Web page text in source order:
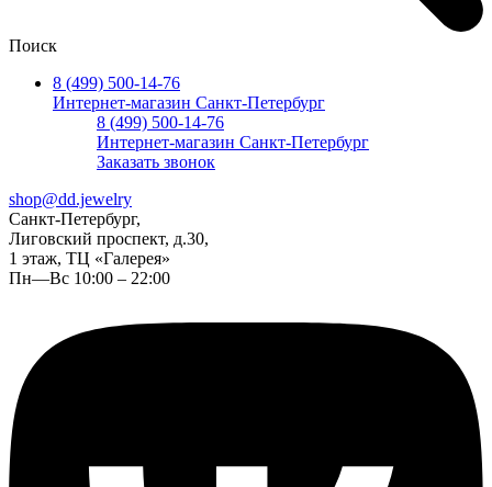
Поиск
8 (499) 500-14-76
Интернет-магазин Санкт-Петербург
8 (499) 500-14-76
Интернет-магазин Санкт-Петербург
Заказать звонок
shop@dd.jewelry
Санкт-Петербург,
Лиговский проспект, д.30,
1 этаж, ТЦ «Галерея»
Пн—Вс 10:00 – 22:00